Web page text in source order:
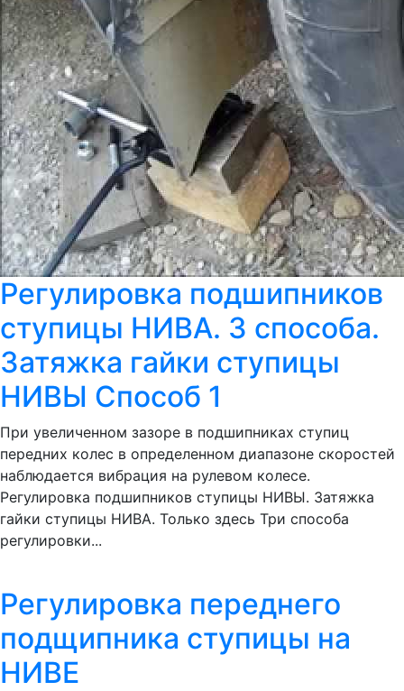
Регулировка подшипников
ступицы НИВА. 3 способа.
Затяжка гайки ступицы
НИВЫ Способ 1
При увеличенном зазоре в подшипниках ступиц
передних колес в определенном диапазоне скоростей
наблюдается вибрация на рулевом колесе.
Регулировка подшипников ступицы НИВЫ. Затяжка
гайки ступицы НИВА. Только здесь Три способа
регулировки...
Регулировка переднего
подщипника ступицы на
НИВЕ